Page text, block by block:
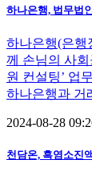
하나은행, 법무법
하나은행(은행
께 손님의 사회
원 컨설팅’ 업
하나은행과 거
2024-08-28
천담온, 흑염소진